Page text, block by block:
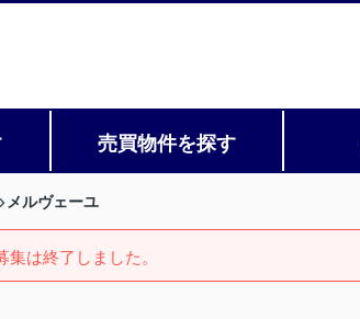
売買物件を探す
メルヴェーユ
集は終了しました。